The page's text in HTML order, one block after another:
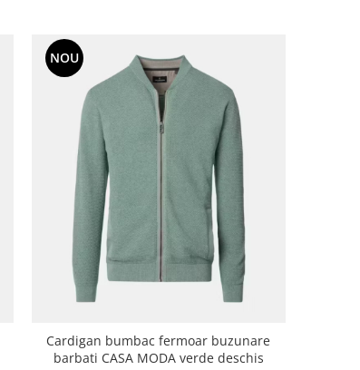
NOU
Cardigan bumbac fermoar buzunare
barbati CASA MODA verde deschis